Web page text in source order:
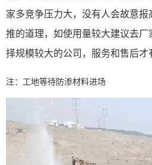
家多竞争压力大，没有人会故意
推的道理，如使用量较大建议去
择规模较大的公司，服务和售后才
注：工地等待防渗材料进场